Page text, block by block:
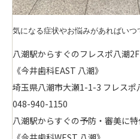
気になる症状やお悩みがあればいつ
八潮駅からすぐのフレスポ八潮
《今井歯科EAST 八潮》
埼玉県八潮市大瀬1-1-3 フレスポ
048-940-1150
八潮駅からすぐの予防・審美に